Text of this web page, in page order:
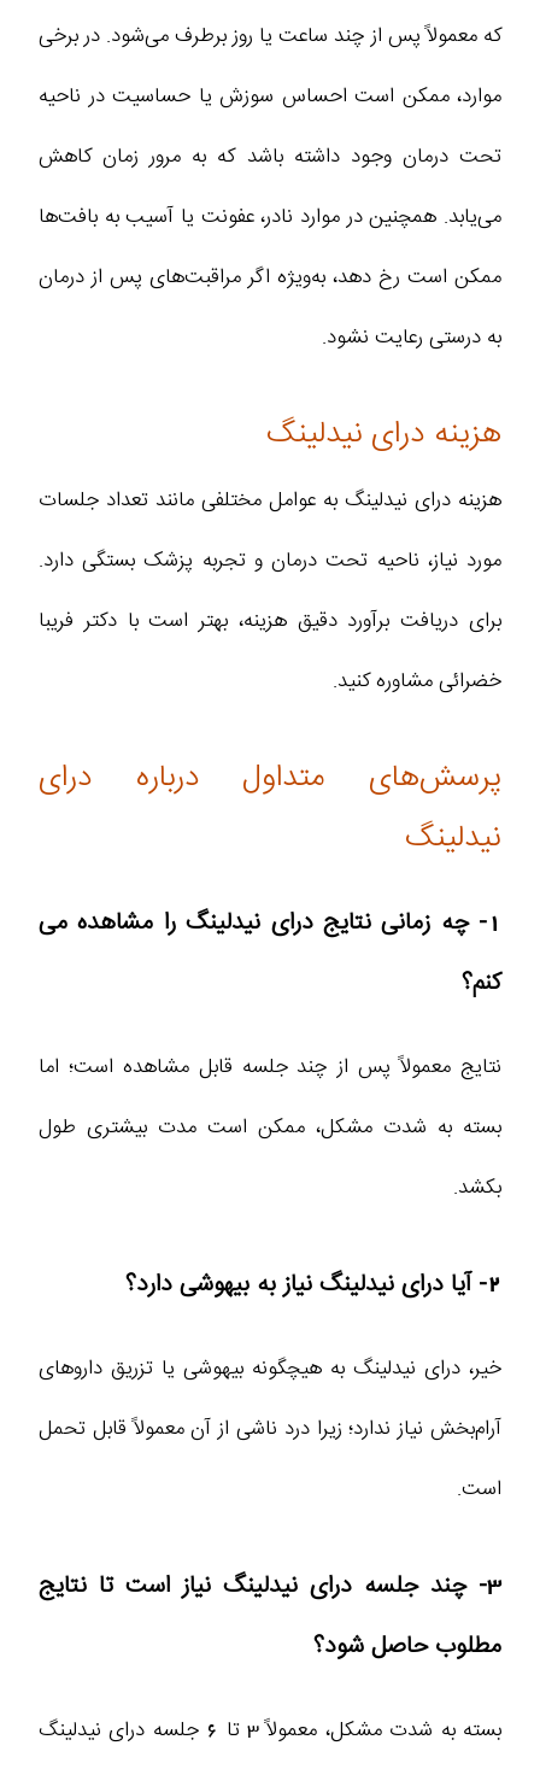
که معمولاً پس از چند ساعت یا روز برطرف می‌شود. در برخی
موارد، ممکن است احساس سوزش یا حساسیت در ناحیه
تحت درمان وجود داشته باشد که به مرور زمان کاهش
می‌یابد. همچنین در موارد نادر، عفونت یا آسیب به بافت‌ها
ممکن است رخ دهد، به‌ویژه اگر مراقبت‌های پس از درمان
به درستی رعایت نشود.
هزینه درای نیدلینگ
هزینه درای نیدلینگ به عوامل مختلفی مانند تعداد جلسات
مورد نیاز، ناحیه تحت درمان و تجربه پزشک بستگی دارد.
برای دریافت برآورد دقیق هزینه، بهتر است با دکتر فریبا
خضرائی مشاوره کنید.
پرسش‌های متداول درباره درای
نیدلینگ
1- چه زمانی نتایج درای نیدلینگ را مشاهده می‌
کنم؟
نتایج معمولاً پس از چند جلسه قابل مشاهده است؛ اما
بسته به شدت مشکل، ممکن است مدت بیشتری طول
بکشد.
2- آیا درای نیدلینگ نیاز به بیهوشی دارد؟
خیر، درای نیدلینگ به هیچگونه بیهوشی یا تزریق داروهای
آرام‌بخش نیاز ندارد؛ زیرا درد ناشی از آن معمولاً قابل تحمل
است.
3- چند جلسه درای نیدلینگ نیاز است تا نتایج
مطلوب حاصل شود؟
بسته به شدت مشکل، معمولاً 3 تا 6 جلسه درای نیدلینگ